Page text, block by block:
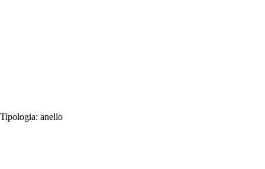
Tipologia: anello